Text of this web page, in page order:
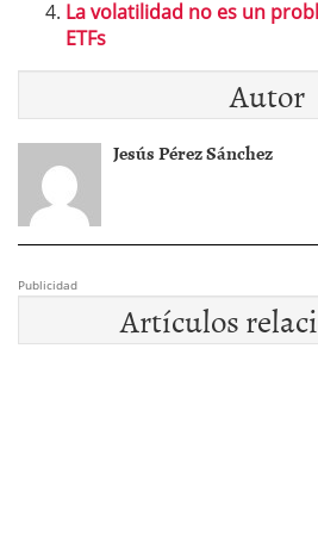
La volatilidad no es un
ETFs
Autor
Jesús Pérez Sánchez
Publicidad
Artículos